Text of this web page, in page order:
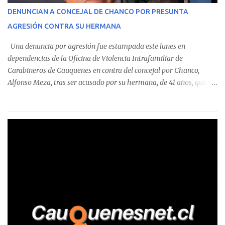
corresponde a un funcionario de la Municipalidad de Chanco,
detectaron incumplimientos a la normativa vigente. El informe
precisa que la mayor cantidad de dinero apostado se registró en
Talca, donde...
DENUNCIAN A CONCEJAL DE CHANCO POR PRESUNTA
AGRESIÓN CONTRA SU HERMANA
Una denuncia por agresión fue estampada este lunes en
dependencias de la Oficina de Violencia Intrafamiliar de
Carabineros de Cauquenes en contra del concejal por Chanco,
Alfonso Meza, tras ser acusado por su hermana, de 41 años, quien
relató que los hechos ocurrieron cerca de las 11:30 horas en el
trabajadores, el edil descendió del vehículo y, en medio de la
confrontación, la habría tomado de los hombros, empujado al